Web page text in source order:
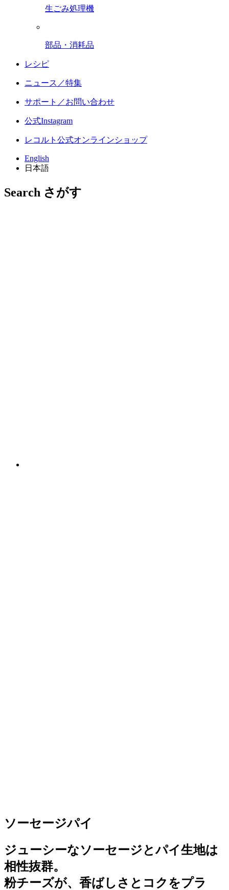
生ごみ処理機
部品・消耗品
レシピ
ニュース／特集
サポート／お問い合わせ
公式Instagram
レコルト公式オンラインショップ
English
日本語
Search さがす
ソーセージパイ
ジューシーなソーセージとパイ生地は
相性抜群。
粉チーズが、香ばしさとコクをプラ